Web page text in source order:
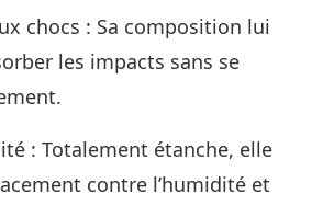
chocs : Sa composition lui
les impacts sans se
: Totalement étanche, elle
contre l’humidité et